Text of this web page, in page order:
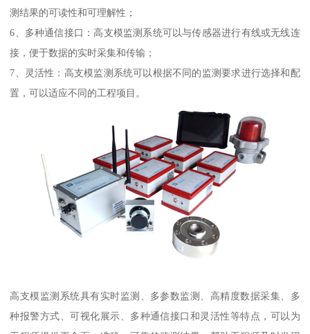
测结果的可读性和可理解性；
6、多种通信接口：高支模监测系统可以与传感器进行有线或无线连
接，便于数据的实时采集和传输；
7、灵活性：高支模监测系统可以根据不同的监测要求进行选择和配
置，可以适应不同的工程项目。
高支模监测系统具有实时监测、多参数监测、高精度数据采集、多
种报警方式、可视化展示、多种通信接口和灵活性等特点，可以为